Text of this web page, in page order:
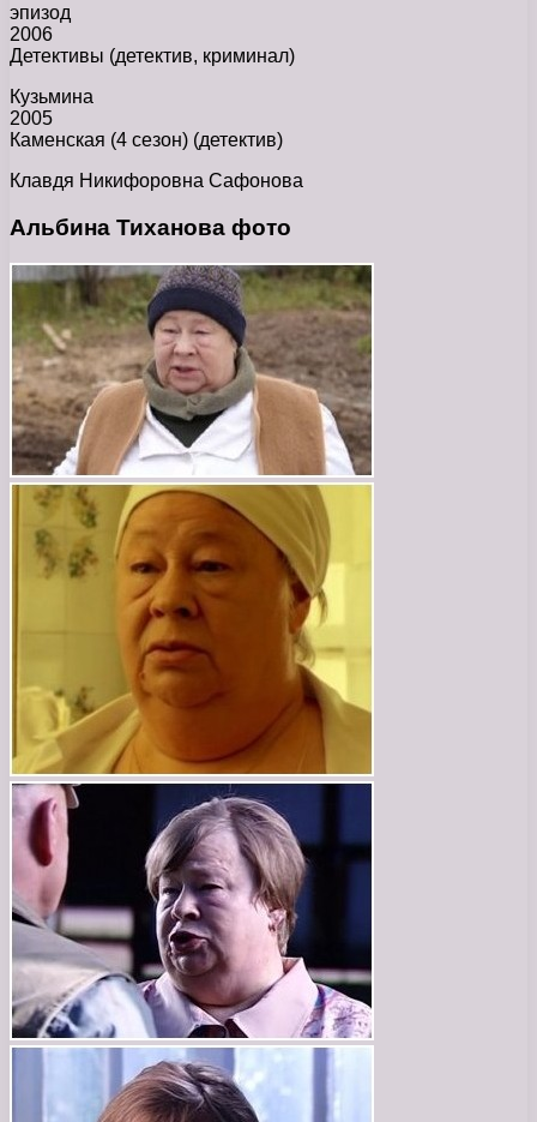
эпизод
2006
Детективы (детектив, криминал)
Кузьмина
2005
Каменская (4 сезон) (детектив)
Клавдя Никифоровна Сафонова
Альбина Тиханова фото